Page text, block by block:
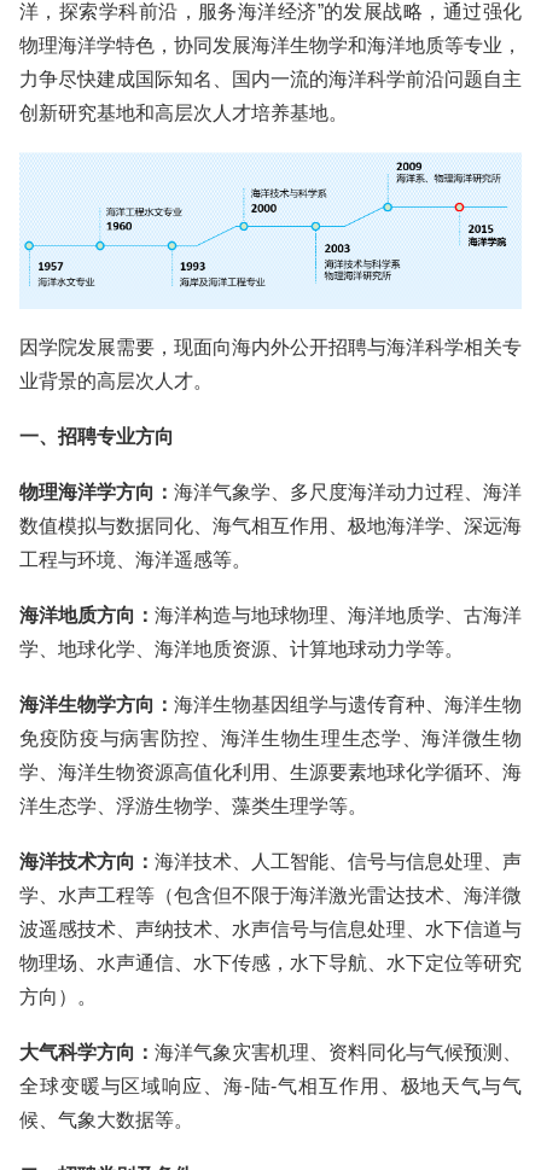
洋，探索学科前沿，服务海洋经济”的发展战略，通过强化
物理海洋学特色，协同发展海洋生物学和海洋地质等专业，
力争尽快建成国际知名、国内一流的海洋科学前沿问题自主
创新研究基地和高层次人才培养基地。
因学院发展需要，现面向海内外公开招聘与海洋科学相关专
业背景的高层次人才。
一、招聘专业方向
物理海洋学方向： 海洋气象学、多尺度海洋动力过程、海洋
数值模拟与数据同化、海气相互作用、极地海洋学、深远海
工程与环境、海洋遥感等。
海洋地质方向： 海洋构造与地球物理、海洋地质学、古海洋
学、地球化学、海洋地质资源、计算地球动力学等。
海洋生物学方向： 海洋生物基因组学与遗传育种、海洋生物
免疫防疫与病害防控、海洋生物生理生态学、海洋微生物
学、海洋生物资源高值化利用、生源要素地球化学循环、海
洋生态学、浮游生物学、藻类生理学等。
海洋技术方向： 海洋技术、人工智能、信号与信息处理、声
学、水声工程等（包含但不限于海洋激光雷达技术、海洋微
波遥感技术、声纳技术、水声信号与信息处理、水下信道与
物理场、水声通信、水下传感，水下导航、水下定位等研究
方向）。
大气科学方向： 海洋气象灾害机理、资料同化与气候预测、
全球变暖与区域响应、海-陆-气相互作用、极地天气与气
候、气象大数据等。